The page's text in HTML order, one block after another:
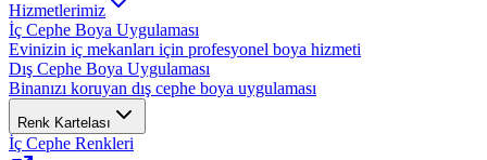
Hizmetlerimiz
İç Cephe Boya Uygulaması
Evinizin iç mekanları için profesyonel boya hizmeti
Dış Cephe Boya Uygulaması
Binanızı koruyan dış cephe boya uygulaması
Renk Kartelası
İç Cephe Renkleri